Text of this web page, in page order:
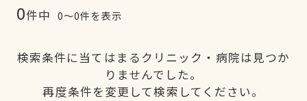
0件中 0〜0件を表示
検索条件に当てはまるクリニック・病院は見つか
りませんでした。
再度条件を変更して検索してください。